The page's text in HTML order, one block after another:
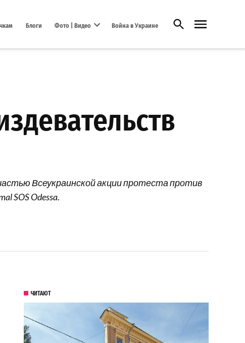
Блоги Фото | Видео Война в Украине Открыть поиск
Всеукраинской акции протеста против
SOS Odessa.
ЧИТАЮТ